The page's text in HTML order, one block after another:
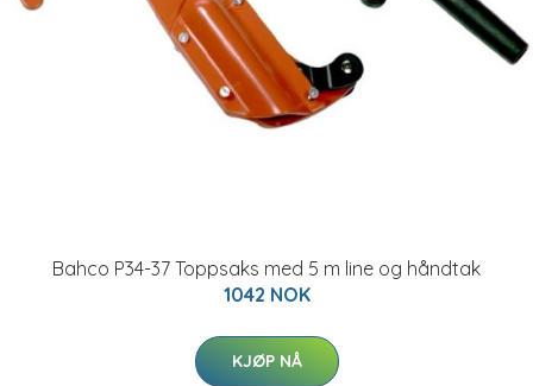
Bahco P34-37 Toppsaks med 5 m line og håndtak
1042 NOK
KJØP NÅ